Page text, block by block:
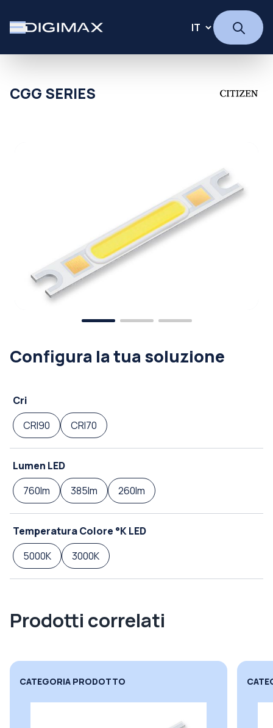
CGG SERIES
Configura la tua soluzione
Cri
CRI90
CRI70
Lumen LED
760lm
385lm 260lm
Temperatura Colore °K LED
5000K
3000K
Prodotti correlati
CATEGORIA PRODOTTO